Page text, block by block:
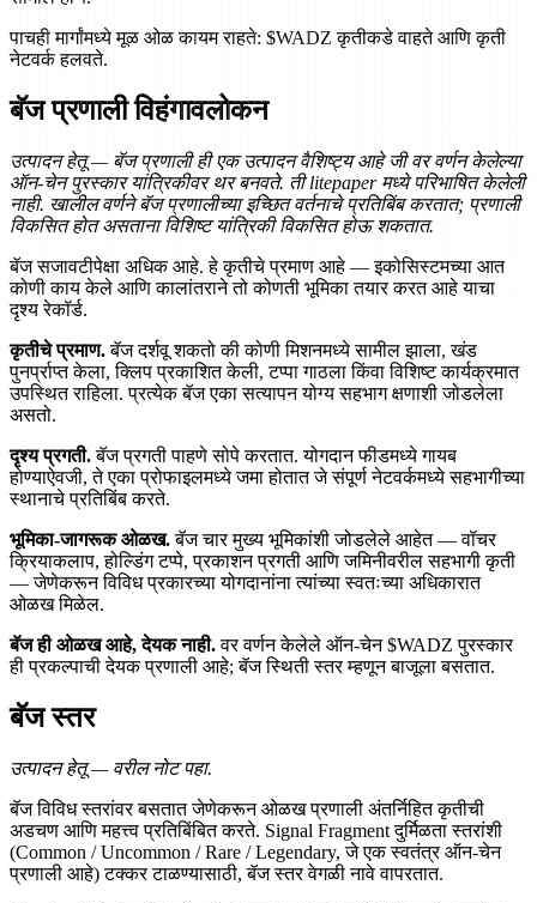
पाचही मार्गांमध्ये मूळ ओळ कायम राहते: $WADZ कृतीकडे वाहते आणि कृती
नेटवर्क हलवते.
बॅज प्रणाली विहंगावलोकन
उत्पादन हेतू — बॅज प्रणाली ही एक उत्पादन वैशिष्ट्य आहे जी वर वर्णन केलेल्या
ऑन-चेन पुरस्कार यांत्रिकीवर थर बनवते. ती litepaper मध्ये परिभाषित केलेली
नाही. खालील वर्णने बॅज प्रणालीच्या इच्छित वर्तनाचे प्रतिबिंब करतात; प्रणाली
विकसित होत असताना विशिष्ट यांत्रिकी विकसित होऊ शकतात.
बॅज सजावटीपेक्षा अधिक आहे. हे कृतीचे प्रमाण आहे — इकोसिस्टमच्या आत
कोणी काय केले आणि कालांतराने तो कोणती भूमिका तयार करत आहे याचा
दृश्य रेकॉर्ड.
कृतीचे प्रमाण.बॅज दर्शवू शकतो की कोणी मिशनमध्ये सामील झाला, खंड
पुनर्प्राप्त केला, क्लिप प्रकाशित केली, टप्पा गाठला किंवा विशिष्ट कार्यक्रमात
उपस्थित राहिला. प्रत्येक बॅज एका सत्यापन योग्य सहभाग क्षणाशी जोडलेला
असतो.
दृश्य प्रगती.बॅज प्रगती पाहणे सोपे करतात. योगदान फीडमध्ये गायब
होण्याऐवजी, ते एका प्रोफाइलमध्ये जमा होतात जे संपूर्ण नेटवर्कमध्ये सहभागीच्या
स्थानाचे प्रतिबिंब करते.
भूमिका-जागरूक ओळख.बॅज चार मुख्य भूमिकांशी जोडलेले आहेत — वॉचर
क्रियाकलाप, होल्डिंग टप्पे, प्रकाशन प्रगती आणि जमिनीवरील सहभागी कृती
— जेणेकरून विविध प्रकारच्या योगदानांना त्यांच्या स्वतःच्या अधिकारात
ओळख मिळेल.
बॅज ही ओळख आहे, देयक नाही.वर वर्णन केलेले ऑन-चेन $WADZ पुरस्कार
ही प्रकल्पाची देयक प्रणाली आहे; बॅज स्थिती स्तर म्हणून बाजूला बसतात.
बॅज स्तर
उत्पादन हेतू — वरील नोट पहा.
बॅज विविध स्तरांवर बसतात जेणेकरून ओळख प्रणाली अंतर्निहित कृतीची
अडचण आणि महत्त्व प्रतिबिंबित करते. Signal Fragment दुर्मिळता स्तरांशी
(Common / Uncommon / Rare / Legendary, जे एक स्वतंत्र ऑन-चेन
प्रणाली आहे) टक्कर टाळण्यासाठी, बॅज स्तर वेगळी नावे वापरतात.